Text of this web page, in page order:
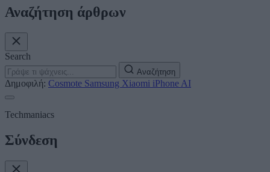
Αναζήτηση άρθρων
Search
Αναζήτηση
Δημοφιλή: Cosmote Samsung Xiaomi iPhone AI
Techmaniacs
Σύνδεση